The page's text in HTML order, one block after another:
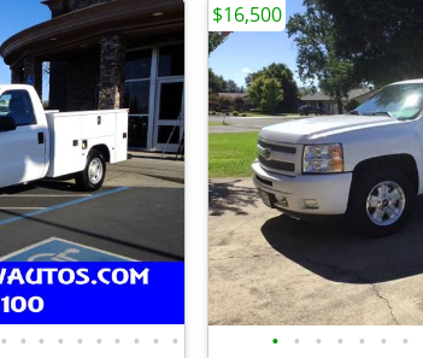
• • • • • • • • • • • • • • • • •
$16,500